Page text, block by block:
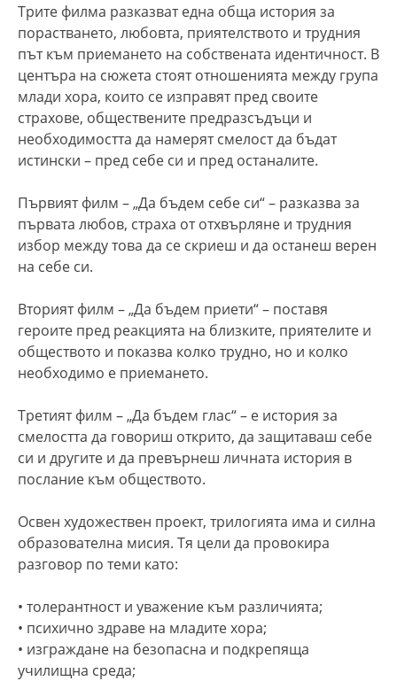
Трите филма разказват една обща история за
порастването, любовта, приятелството и трудния
път към приемането на собствената идентичност. В
центъра на сюжета стоят отношенията между група
млади хора, които се изправят пред своите
страхове, обществените предразсъдъци и
необходимостта да намерят смелост да бъдат
истински – пред себе си и пред останалите.
Първият филм – „Да бъдем себе си“ – разказва за
първата любов, страха от отхвърляне и трудния
избор между това да се скриеш и да останеш верен
на себе си.
Вторият филм – „Да бъдем приети“ – поставя
героите пред реакцията на близките, приятелите и
обществото и показва колко трудно, но и колко
необходимо е приемането.
Третият филм – „Да бъдем глас“ – е история за
смелостта да говориш открито, да защитаваш себе
си и другите и да превърнеш личната история в
послание към обществото.
Освен художествен проект, трилогията има и силна
образователна мисия. Тя цели да провокира
разговор по теми като:
• толерантност и уважение към различията;
• психично здраве на младите хора;
• изграждане на безопасна и подкрепяща
училищна среда;